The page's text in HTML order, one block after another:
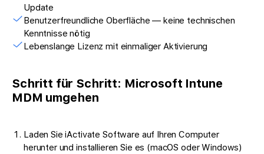
Update
Benutzerfreundliche Oberfläche — keine technischen
Kenntnisse nötig
Lebenslange Lizenz mit einmaliger Aktivierung
Schritt für Schritt: Microsoft Intune
MDM umgehen
Laden Sie iActivate Software auf Ihren Computer
herunter und installieren Sie es (macOS oder Windows)